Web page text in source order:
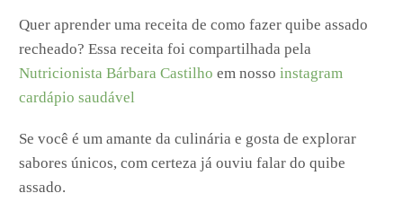
Quer aprender uma receita de como fazer quibe assado
recheado? Essa receita foi compartilhada pela
Nutricionista Bárbara Castilho em nossoinstagram
cardápio saudável
Se você é um amante da culinária e gosta de explorar
sabores únicos, com certeza já ouviu falar do quibe
assado.